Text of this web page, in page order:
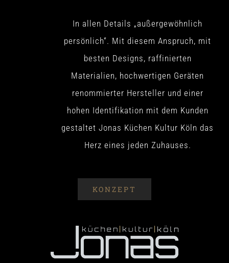
In allen Details „außergewöhnlich
persönlich“. Mit diesem Anspruch, mit
besten Designs, raffinierten
Materialien, hochwertigen Geräten
renommierter Hersteller und einer
hohen Identifikation mit dem Kunden
gestaltet Jonas Küchen Kultur Köln das
Herz eines jeden Zuhauses.
KONZEPT